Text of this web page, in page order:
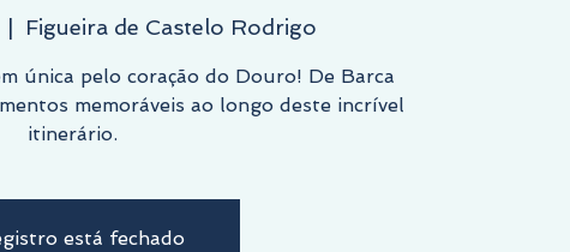
Figueira de Castelo Rodrigo
única pelo coração do Douro! De Barca
memoráveis ao longo deste incrível
itinerário.
está fechado